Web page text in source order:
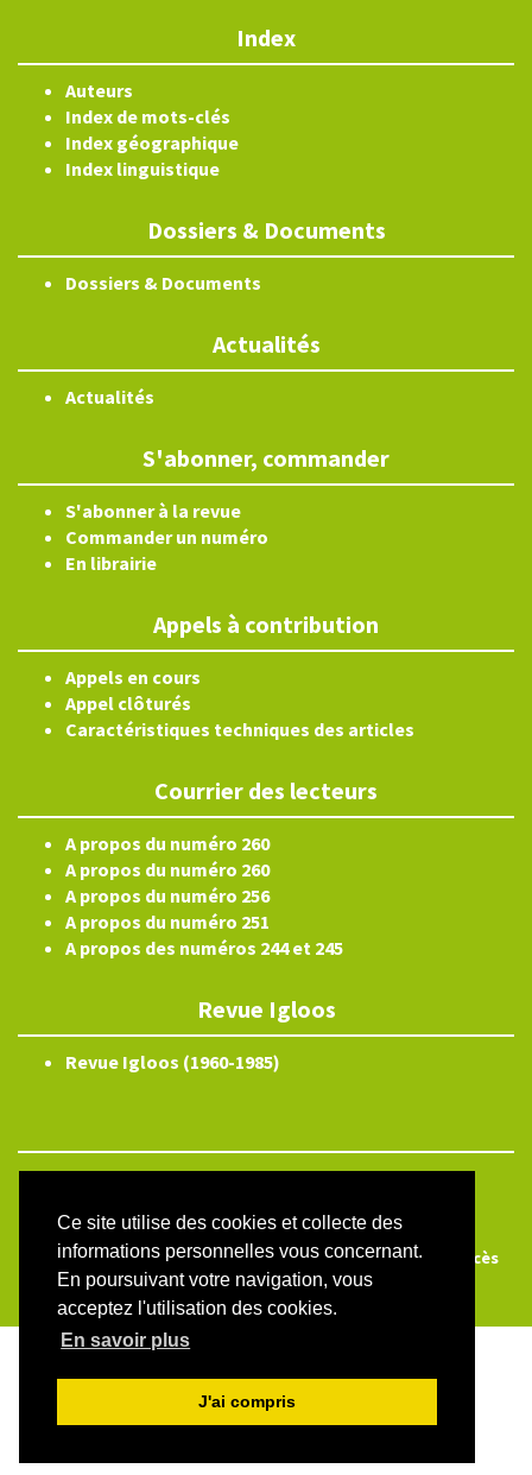
Ce site utilise des cookies et collecte des
informations personnelles vous concernant.
En poursuivant votre navigation, vous
acceptez l'utilisation des cookies.
En savoir plus
J'ai compris
Index
Auteurs
Index de mots-clés
Index géographique
Index linguistique
Dossiers & Documents
Dossiers & Documents
Actualités
Actualités
S'abonner, commander
S'abonner à la revue
Commander un numéro
En librairie
Appels à contribution
Appels en cours
Appel clôturés
Caractéristiques techniques des articles
Courrier des lecteurs
A propos du numéro 260
A propos du numéro 260
A propos du numéro 256
A propos du numéro 251
A propos des numéros 244 et 245
Revue Igloos
Revue Igloos (1960-1985)
Plan du site
Créé et hébergé par Chapitre 9 —Édité avec Lodel
Accès
réservé